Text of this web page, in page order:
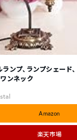
ンプ、ランプシェード
ンネック
Amazon
楽天市場